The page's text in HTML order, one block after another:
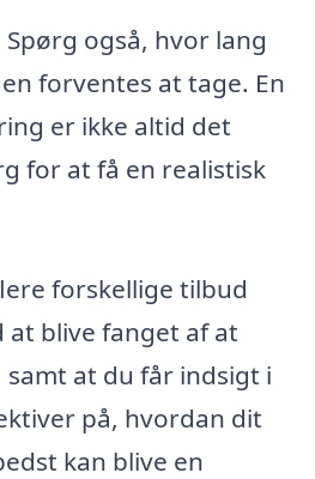
Spørg også, hvor lang
forventes at tage. En
er ikke altid det
for at få en realistisk
forskellige tilbud
at blive fanget af at
at du får indsigt i
på, hvordan dit
kan blive en